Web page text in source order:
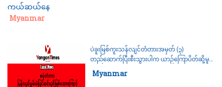
ကယ်ဆယ်နေ
Category:
Myanmar
ပဲခူးမြစ်ကူးသန်လျင်တံတားအမှတ် (၃)
တည်ဆောက်ပြီးစီးသွားပါက ယာဉ်ကြောပိတ်ဆို့မှု
လျော့နည်းသက်သာစေမည်
Category:
Myanmar